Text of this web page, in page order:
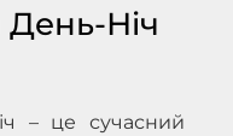
Ніч
– це сучасний